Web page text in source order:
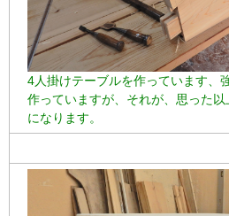
4人掛けテーブルを作っています、
作っていますが、それが、思った
になります。